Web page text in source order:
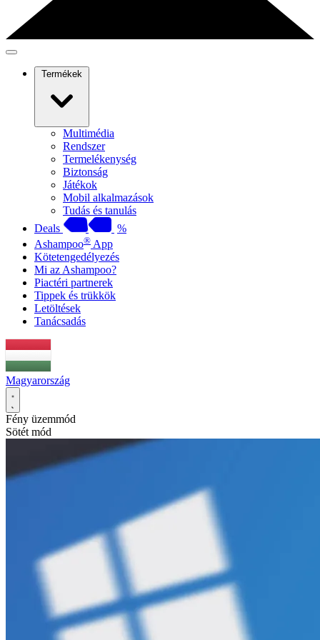
Termékek
Multimédia
Rendszer
Termelékenység
Biztonság
Játékok
Mobil alkalmazások
Tudás és tanulás
Deals
%
Ashampoo® App
Kötetengedélyezés
Mi az Ashampoo?
Piactéri partnerek
Tippek és trükkök
Letöltések
Tanácsadás
Magyarország
Fény üzemmód
Sötét mód